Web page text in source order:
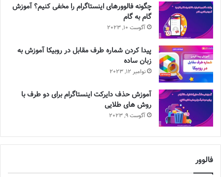
چگونه فالوورهای اینستاگرام را مخفی کنیم؟ آموزش
گام به گام
آگوست 10, 2023
پیدا کردن شماره طرف مقابل در روبیکا آموزش به
زبان ساده
نوامبر 12, 2023
آموزش حذف دایرکت اینستاگرام برای دو طرف با
روش های طلایی
آگوست 9, 2023
فالوور